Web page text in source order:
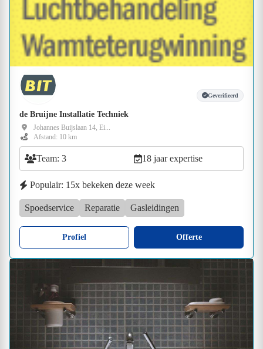
Geverifieerd
de Bruijne Installatie Techniek
Johannes Buijslaan 14, Ei...
Afstand: 10 km
Team: 3 18 jaar expertise
Populair: 15x bekeken deze week
Spoedservice Reparatie Gasleidingen
Profiel Offerte